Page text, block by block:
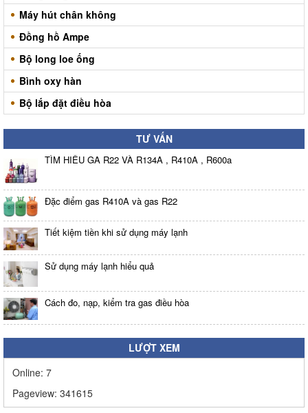
Máy hút chân không
Đồng hồ Ampe
Bộ long loe ống
Bình oxy hàn
Bộ lắp đặt điều hòa
TƯ VẤN
TÌM HIỂU GA R22 VÀ R134A , R410A , R600a
Đặc điểm gas R410A và gas R22
Tiết kiệm tiền khi sử dụng máy lạnh
Sử dụng máy lạnh hiểu quả
Cách đo, nạp, kiểm tra gas điều hòa
LƯỢT XEM
Online: 7
Pageview: 341615